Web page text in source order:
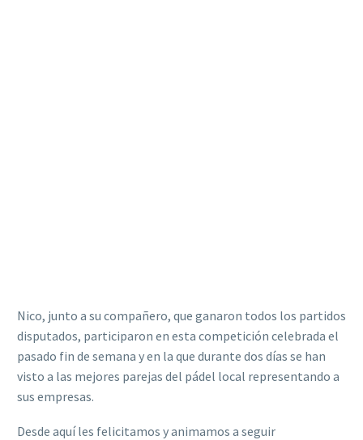
Nico, junto a su compañero, que ganaron todos los partidos
disputados, participaron en esta competición celebrada el
pasado fin de semana y en la que durante dos días se han
visto a las mejores parejas del pádel local representando a
sus empresas.
Desde aquí les felicitamos y animamos a seguir